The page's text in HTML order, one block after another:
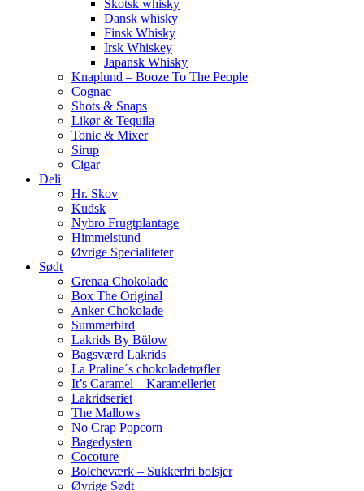
Skotsk whisky
Dansk whisky
Finsk Whisky
Irsk Whiskey
Japansk Whisky
Knaplund – Booze To The People
Cognac
Shots & Snaps
Likør & Tequila
Tonic & Mixer
Sirup
Cigar
Deli
Hr. Skov
Kudsk
Nybro Frugtplantage
Himmelstund
Øvrige Specialiteter
Sødt
Grenaa Chokolade
Box The Original
Anker Chokolade
Summerbird
Lakrids By Bülow
Bagsværd Lakrids
La Praline´s chokoladetrøfler
It’s Caramel – Karamelleriet
Lakridseriet
The Mallows
No Crap Popcorn
Bagedysten
Cocoture
Bolcheværk – Sukkerfri bolsjer
Øvrige Sødt